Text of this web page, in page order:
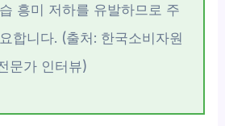
흥미 저하를 유발하므로 주
합니다. (출처: 한국소비자원
문가 인터뷰)